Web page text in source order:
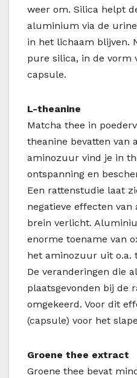
weer om. Silica helpt
aluminium via de
in het lichaam blijven.
pure silica, in de vorm
capsule.
L-theanine
Matcha thee in
theanine bevatten van
aminozuur vind je in
ontspanning en
Een rattenstudie laat
negatieve effecten
brein verlicht.
enorme toename van
het aminozuur uit o.a.
De veranderingen die
plaatsgevonden bij de
omgekeerd. Voor dit
(capsule) voor het
Groene thee extract
Groene thee bevat